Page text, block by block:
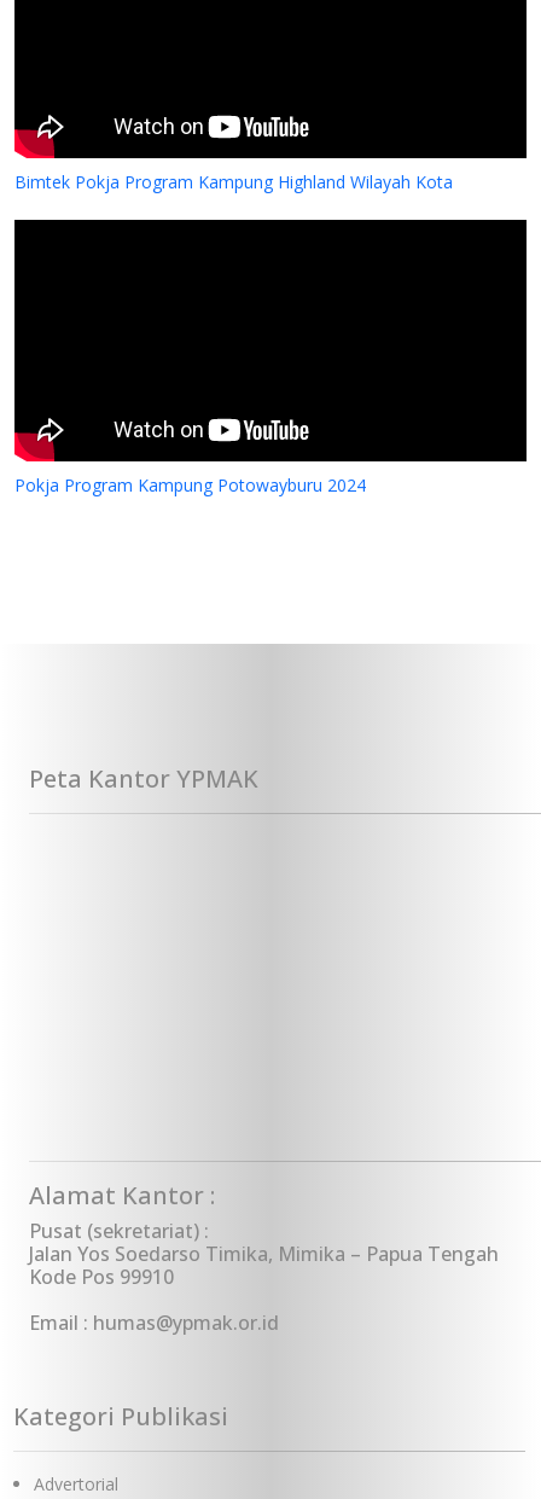
Bimtek Pokja Program Kampung Highland Wilayah Kota
Pokja Program Kampung Potowayburu 2024
Peta Kantor YPMAK
Alamat Kantor :
Pusat (sekretariat) :
Jalan Yos Soedarso Timika, Mimika – Papua Tengah
Kode Pos 99910
Email : humas@ypmak.or.id
Kategori Publikasi
Advertorial